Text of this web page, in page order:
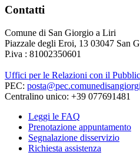
Contatti
Comune di San Giorgio a Liri
Piazzale degli Eroi, 13 03047 San
P.iva : 81002350601
Uffici per le Relazioni con il
PEC:
Centralino unico: +39 077691481
Leggi le FAQ
Prenotazione appuntamento
Segnalazione disservizio
Richiesta assistenza